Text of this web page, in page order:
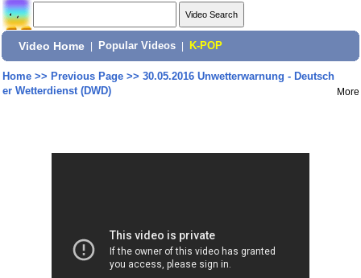
Video Home Popular Videos K-POP
Home>> Previous Page>> 30.05.2016 Unwetterwarnung - Deutsch
er Wetterdienst (DWD)
More